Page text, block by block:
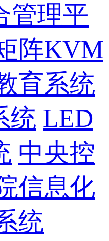
管理平
阵KVM
育系统
统 LED
中央控
信息化
统